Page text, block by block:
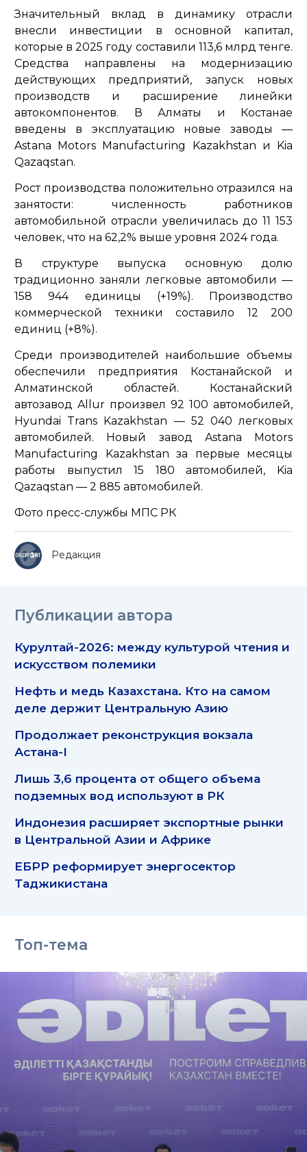
Значительный вклад в динамику отрасли
внесли инвестиции в основной капитал,
которые в 2025 году составили 113,6 млрд тенге.
Средства направлены на модернизацию
действующих предприятий, запуск новых
производств и расширение линейки
автокомпонентов. В Алматы и Костанае
введены в эксплуатацию новые заводы —
Astana Motors Manufacturing Kazakhstan и Kia
Qazaqstan.
Рост производства положительно отразился на
занятости: численность работников
автомобильной отрасли увеличилась до 11 153
человек, что на 62,2% выше уровня 2024 года.
В структуре выпуска основную долю
традиционно заняли легковые автомобили —
158 944 единицы (+19%). Производство
коммерческой техники составило 12 200
единиц (+8%).
Среди производителей наибольшие объемы
обеспечили предприятия Костанайской и
Алматинской областей. Костанайский
автозавод Allur произвел 92 100 автомобилей,
Hyundai Trans Kazakhstan — 52 040 легковых
автомобилей. Новый завод Astana Motors
Manufacturing Kazakhstan за первые месяцы
работы выпустил 15 180 автомобилей, Kia
Qazaqstan — 2 885 автомобилей.
Фото пресс-службы МПС РК
Редакция
Публикации автора
Курултай-2026: между культурой чтения и
искусством полемики
Нефть и медь Казахстана. Кто на самом
деле держит Центральную Азию
Продолжает реконструкция вокзала
Астана-I
Лишь 3,6 процента от общего объема
подземных вод используют в РК
Индонезия расширяет экспортные рынки
в Центральной Азии и Африке
ЕБРР реформирует энергосектор
Таджикистана
Топ-тема